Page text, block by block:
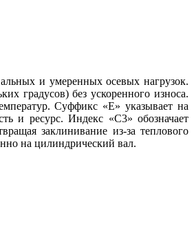
и умеренных осевых нагрузок.
градусов) без ускоренного износа.
Суффикс «E» указывает на
и ресурс. Индекс «C3» обозначает
заклинивание из‑за теплового
на цилиндрический вал.